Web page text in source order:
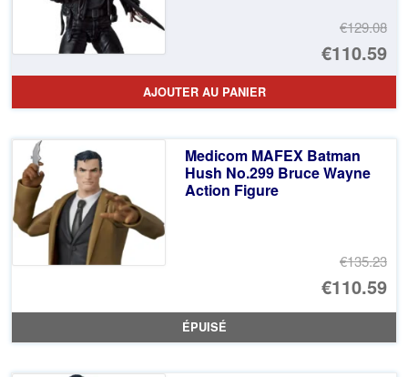
€129.08
Le
€110.59
Le
AJOUTER AU PANIER
Medicom MAFEX Batman
Hush No.299 Bruce Wayne
Action Figure
€135.23
Le
€110.59
Le
ÉPUISÉ